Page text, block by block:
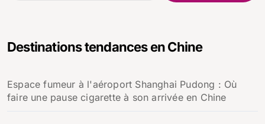
r
e
r
Destinations tendances en Chine
Espace fumeur à l'aéroport Shanghai Pudong : Où
faire une pause cigarette à son arrivée en Chine